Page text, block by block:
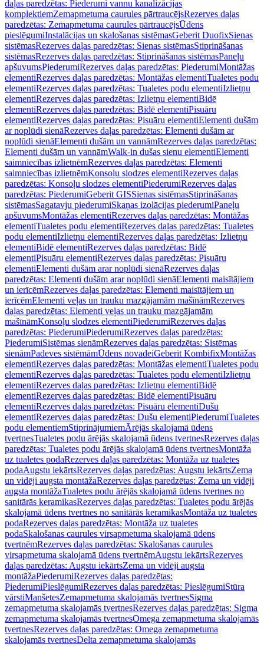
daļas paredzētas: Piederumi vannu kanalizācijas
komplektiemZemapmetuma caurules pārtraucējsRezerves daļas
paredzētas: Zemapmetuma caurules pārtraucējsŪdens
pieslēgumiInstalācijas un skalošanas sistēmasGeberit DuofixSienas
sistēmasRezerves daļas paredzētas: Sienas sistēmasStiprināšanas
sistēmasRezerves daļas paredzētas: Stiprināšanas sistēmasPaneļu
apšuvumsPiederumiRezerves daļas paredzētas: PiederumiMontāžas
elementiRezerves daļas paredzētas: Montāžas elementiTualetes podu
elementiRezerves daļas paredzētas: Tualetes podu elementiIzlietņu
elementiRezerves daļas paredzētas: Izlietņu elementiBidē
elementiRezerves daļas paredzētas: Bidē elementiPisuāru
elementiRezerves daļas paredzētas: Pisuāru elementiElementi dušām
ar noplūdi sienāRezerves daļas paredzētas: Elementi dušām ar
noplūdi sienāElementi dušām un vannāmRezerves daļas paredzētas:
Elementi dušām un vannāmWalk-in dušas sienu elementiElementi
saimniecības izlietnēmRezerves daļas paredzētas: Elementi
saimniecības izlietnēmKonsoļu slodzes elementiRezerves daļas
paredzētas: Konsoļu slodzes elementiPiederumiRezerves daļas
paredzētas: PiederumiGeberit GISSienas sistēmasStiprināšanas
sistēmasSagatavju piederumiSkaņas izolācijas piederumiPaneļu
apšuvumsMontāžas elementiRezerves daļas paredzētas: Montāžas
elementiTualetes podu elementiRezerves daļas paredzētas: Tualetes
podu elementiIzlietņu elementiRezerves daļas paredzētas: Izlietņu
elementiBidē elementiRezerves daļas paredzētas: Bidē
elementiPisuāru elementiRezerves daļas paredzētas: Pisuāru
elementiElementi dušām arar noplūdi sienāRezerves daļas
paredzētas: Elementi dušām arar noplūdi sienāElementi maisītājiem
un ierīcēmRezerves daļas paredzētas: Elementi maisītājiem un
ierīcēmElementi veļas un trauku mazgājamām mašīnāmRezerves
daļas paredzētas: Elementi veļas un trauku mazgājamām
mašīnāmKonsoļu slodzes elementiPiederumiRezerves daļas
paredzētas: PiederumiPiederumiRezerves daļas paredzētas:
PiederumiSistēmas sienāmRezerves daļas paredzētas: Sistēmas
sienāmPadeves sistēmāmŪdens novadeiGeberit KombifixMontāžas
elementiRezerves daļas paredzētas: Montāžas elementiTualetes podu
elementiRezerves daļas paredzētas: Tualetes podu elementiIzlietņu
elementiRezerves daļas paredzētas: Izlietņu elementiBidē
elementiRezerves daļas paredzētas: Bidē elementiPisuāru
elementiRezerves daļas paredzētas: Pisuāru elementiDušu
elementiRezerves daļas paredzētas: Dušu elementiPiederumiTualetes
podu elementiemStiprinājumiemĀrējās skalojamā ūdens
tvertnesTualetes podu ārējās skalojamā ūdens tvertnesRezerves daļas
paredzētas: Tualetes podu ārējās skalojamā ūdens tvertnesMontāža
uz tualetes podaRezerves daļas paredzētas: Montāža uz tualetes
podaAugstu iekārtsRezerves daļas paredzētas: Augstu iekārtsZema
un vidēji augsta montāžaRezerves daļas paredzētas: Zema un vidēji
augsta montāžaTualetes podu ārējās skalojamā ūdens tvertnes no
sanitārās keramikasRezerves daļas paredzētas: Tualetes podu ārējās
skalojamā ūdens tvertnes no sanitārās keramikasMontāža uz tualetes
podaRezerves daļas paredzētas: Montāža uz tualetes
podaSkalošanas caurules virsapmetuma skalojamā ūdens
tvertnēmRezerves daļas paredzētas: Skalošanas caurules
virsapmetuma skalojamā ūdens tvertnēmAugstu iekārtsRezerves
daļas paredzētas: Augstu iekārtsZema un vidēji augsta
montāžaPiederumiRezerves daļas paredzētas:
PiederumiPieslēgumiRezerves daļas paredzētas: PieslēgumiStūra
vārstiManšetesZemapmetuma skalojamās tvertnesSigma
zemapmetuma skalojamās tvertnesRezerves daļas paredzētas: Sigma
zemapmetuma skalojamās tvertnesOmega zemapmetuma skalojamās
tvertnesRezerves daļas paredzētas: Omega zemapmetuma
skalojamās tvertnesDelta zemapmetuma skalojamās